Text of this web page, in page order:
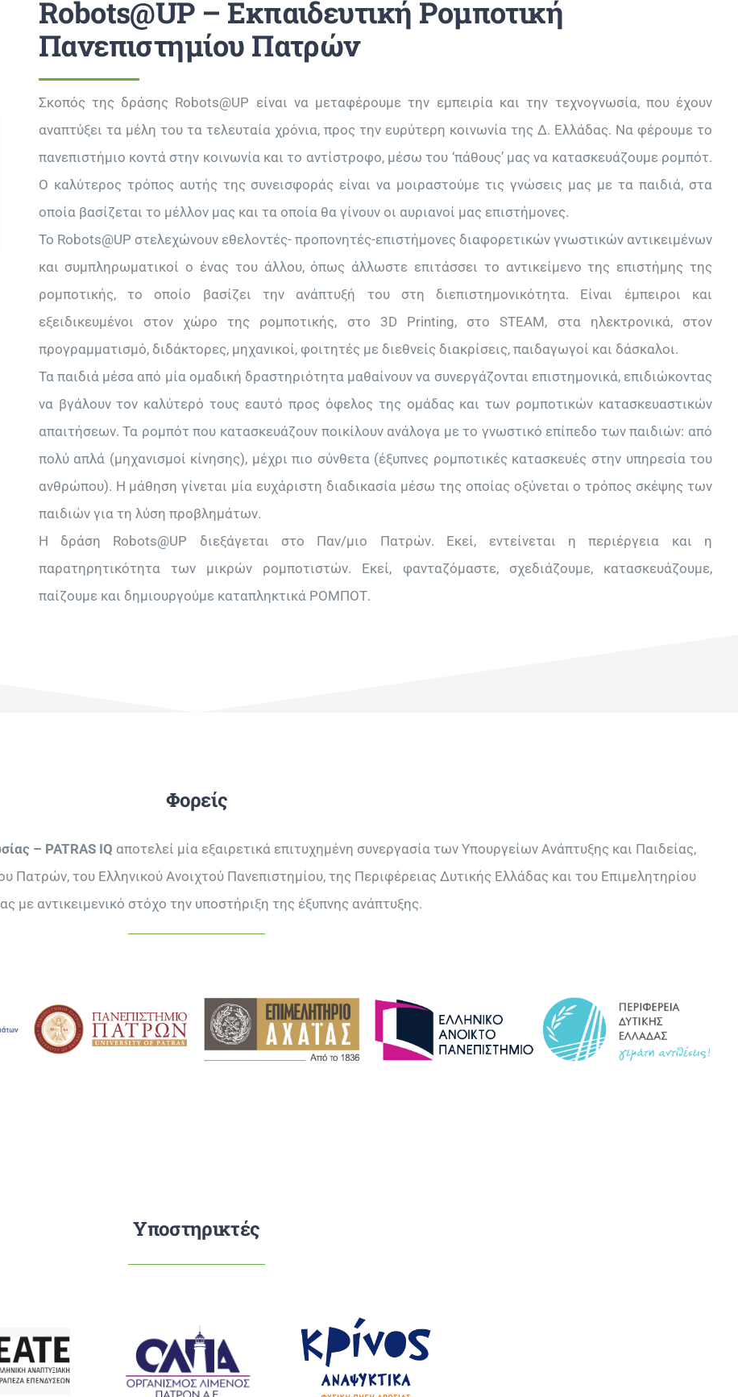
Robots@UP – Εκπαιδευτική Ρομποτική
Πανεπιστημίου Πατρών
Σκοπός της δράσης Robots@UP είναι να μεταφέρουμε την εμπειρία και την τεχνογνωσία, που έχουν
αναπτύξει τα μέλη του τα τελευταία χρόνια, προς την ευρύτερη κοινωνία της Δ. Ελλάδας. Να φέρουμε το
πανεπιστήμιο κοντά στην κοινωνία και το αντίστροφο, μέσω του ‘πάθους’ μας να κατασκευάζουμε ρομπότ.
Ο καλύτερος τρόπος αυτής της συνεισφοράς είναι να μοιραστούμε τις γνώσεις μας με τα παιδιά, στα
οποία βασίζεται το μέλλον μας και τα οποία θα γίνουν οι αυριανοί μας επιστήμονες.
Το Robots@UP στελεχώνουν εθελοντές- προπονητές-επιστήμονες διαφορετικών γνωστικών αντικειμένων
και συμπληρωματικοί ο ένας του άλλου, όπως άλλωστε επιτάσσει το αντικείμενο της επιστήμης της
ρομποτικής, το οποίο βασίζει την ανάπτυξή του στη διεπιστημονικότητα. Είναι έμπειροι και
εξειδικευμένοι στον χώρο της ρομποτικής, στο 3D Printing, στο STEAM, στα ηλεκτρονικά, στον
προγραμματισμό, διδάκτορες, μηχανικοί, φοιτητές με διεθνείς διακρίσεις, παιδαγωγοί και δάσκαλοι.
Τα παιδιά μέσα από μία ομαδική δραστηριότητα μαθαίνουν να συνεργάζονται επιστημονικά, επιδιώκοντας
να βγάλουν τον καλύτερό τους εαυτό προς όφελος της ομάδας και των ρομποτικών κατασκευαστικών
απαιτήσεων. Τα ρομπότ που κατασκευάζουν ποικίλουν ανάλογα με το γνωστικό επίπεδο των παιδιών: από
πολύ απλά (μηχανισμοί κίνησης), μέχρι πιο σύνθετα (έξυπνες ρομποτικές κατασκευές στην υπηρεσία του
ανθρώπου). Η μάθηση γίνεται μία ευχάριστη διαδικασία μέσω της οποίας οξύνεται ο τρόπος σκέψης των
παιδιών για τη λύση προβλημάτων.
Η δράση Robots@UP διεξάγεται στο Παν/μιο Πατρών. Εκεί, εντείνεται η περιέργεια και η
παρατηρητικότητα των μικρών ρομποτιστών. Εκεί, φανταζόμαστε, σχεδιάζουμε, κατασκευάζουμε,
παίζουμε και δημιουργούμε καταπληκτικά ΡΟΜΠΟΤ.
Φορείς
– PATRAS IQ αποτελεί μία εξαιρετικά επιτυχημένη συνεργασία των Υπουργείων Ανάπτυξης και Παιδείας,
Πατρών, του Ελληνικού Ανοιχτού Πανεπιστημίου, της Περιφέρειας ∆υτικής Ελλάδας και του Επιμελητηρίου
με αντικειμενικό στόχο την υποστήριξη της έξυπνης ανάπτυξης.
Υποστηρικτές